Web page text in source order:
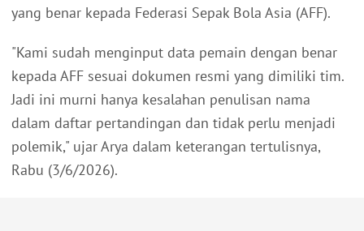
yang benar kepada Federasi Sepak Bola Asia (AFF).
"Kami sudah menginput data pemain dengan benar
kepada AFF sesuai dokumen resmi yang dimiliki tim.
Jadi ini murni hanya kesalahan penulisan nama
dalam daftar pertandingan dan tidak perlu menjadi
polemik," ujar Arya dalam keterangan tertulisnya,
Rabu (3/6/2026).